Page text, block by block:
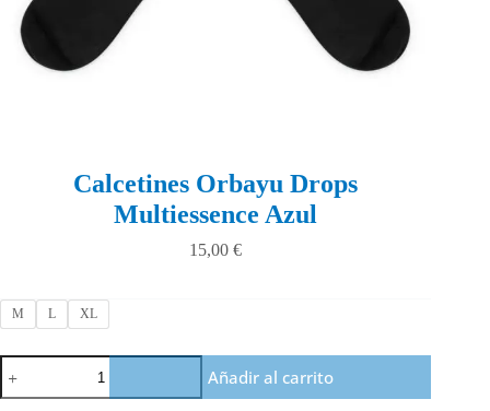
Calcetines Orbayu Drops
Multiessence Azul
15,00€
M L XL
Calcetines
Orbayu
Drops
Añadir al carrito